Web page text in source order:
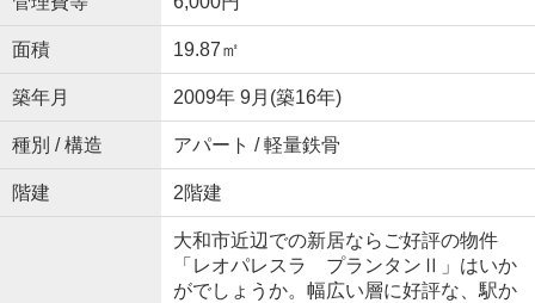
面積 19.87㎡
築年月 2009年 9月(築16年)
種別 / 構造 アパート / 軽量鉄骨
階建 2階建
大和市近辺での新居ならご好評の物件
「レオパレスラ プランタンⅡ」はいか
がでしょうか。幅広い層に好評な、駅か